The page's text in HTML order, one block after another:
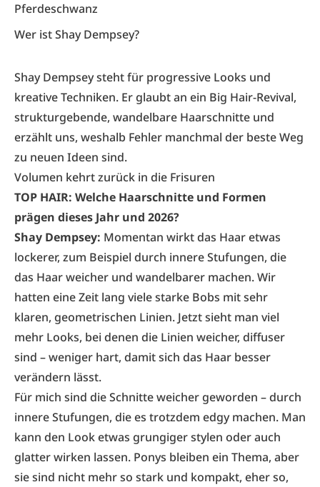
Pferdeschwanz
Wer ist Shay Dempsey?
Shay Dempsey steht für progressive Looks und
kreative Techniken. Er glaubt an ein Big Hair-Revival,
strukturgebende, wandelbare Haarschnitte und
erzählt uns, weshalb Fehler manchmal der beste Weg
zu neuen Ideen sind.
Volumen kehrt zurück in die Frisuren
TOP HAIR: Welche Haarschnitte und Formen
prägen dieses Jahr und 2026?
Shay Dempsey: Momentan wirkt das Haar etwas
lockerer, zum Beispiel durch innere Stufungen, die
das Haar weicher und wandelbarer machen. Wir
hatten eine Zeit lang viele starke Bobs mit sehr
klaren, geometrischen Linien. Jetzt sieht man viel
mehr Looks, bei denen die Linien weicher, diffuser
sind – weniger hart, damit sich das Haar besser
verändern lässt.
Für mich sind die Schnitte weicher geworden – durch
innere Stufungen, die es trotzdem edgy machen. Man
kann den Look etwas grungiger stylen oder auch
glatter wirken lassen. Ponys bleiben ein Thema, aber
sie sind nicht mehr so stark und kompakt, eher so,